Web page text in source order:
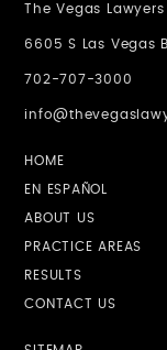
The Vegas Lawyers
6605 S Las Vegas
702-707-3000
HOME
EN ESPAÑOL
ABOUT US
PRACTICE AREAS
RESULTS
CONTACT US